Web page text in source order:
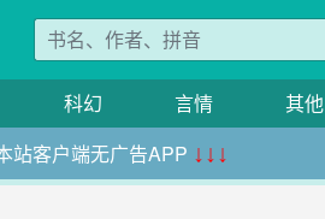
科幻 言情 其他
站客户端无广告APP ↓↓↓